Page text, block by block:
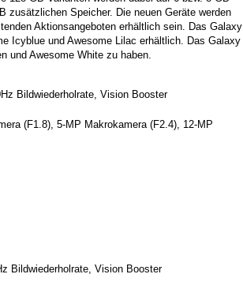
zusätzlichen Speicher. Die neuen Geräte werden
Aktionsangeboten erhältlich sein. Das Galaxy
Icyblue und Awesome Lilac erhältlich. Das Galaxy
und Awesome White zu haben.
Bildwiederholrate, Vision Booster
(F1.8), 5-MP Makrokamera (F2.4), 12-MP
Bildwiederholrate, Vision Booster